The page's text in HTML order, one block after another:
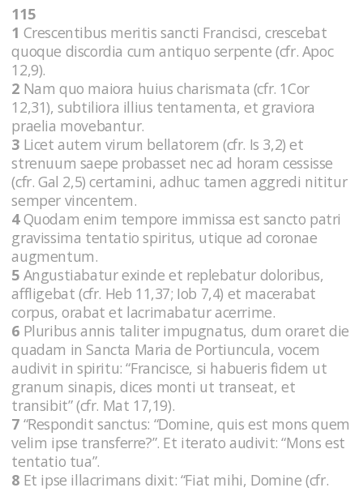
115
1 Crescentibus meritis sancti Francisci, crescebat
quoque discordia cum antiquo serpente (cfr. Apoc
12,9).
2 Nam quo maiora huius charismata (cfr. 1Cor
12,31), subtiliora illius tentamenta, et graviora
praelia movebantur.
3 Licet autem virum bellatorem (cfr. Is 3,2) et
strenuum saepe probasset nec ad horam cessisse
(cfr. Gal 2,5) certamini, adhuc tamen aggredi nititur
semper vincentem.
4Quodam enim tempore immissa est sancto patri
gravissima tentatio spiritus, utique ad coronae
augmentum.
5 Angustiabatur exinde et replebatur doloribus,
affligebat (cfr. Heb 11,37; Iob 7,4) et macerabat
corpus, orabat et lacrimabatur acerrime.
6 Pluribus annis taliter impugnatus, dum oraret die
quadam in Sancta Maria de Portiuncula, vocem
audivit in spiritu: “Francisce, si habueris fidem ut
granum sinapis, dices monti ut transeat, et
transibit” (cfr. Mat 17,19).
7 “Respondit sanctus: “Domine, quis est mons quem
velim ipse transferre?”. Et iterato audivit: “Mons est
tentatio tua”.
8 Et ipse illacrimans dixit: “Fiat mihi, Domine (cfr.